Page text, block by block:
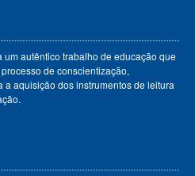
um autêntico trabalho de educação que
de conscientização,
aquisição dos instrumentos de leitura